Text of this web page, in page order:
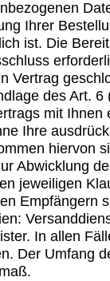
Ihrer
ist. Die
Vertrag
des Art.
mit Ihnen
Ihre
hiervon
Abwicklung
jeweiligen
Empfängern
In allen
Der Umfang